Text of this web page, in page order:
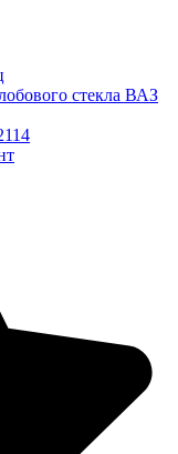
стекла ВАЗ